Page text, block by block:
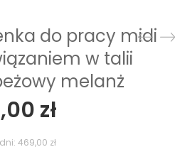
do pracy midi
w talii
melanż
zł
469,00 zł